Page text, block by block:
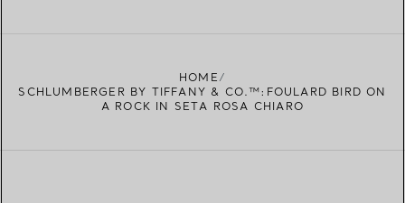
HOME
SCHLUMBERGER BY TIFFANY & CO.™:FOULARD BIRD ON
A ROCK IN SETA ROSA CHIARO